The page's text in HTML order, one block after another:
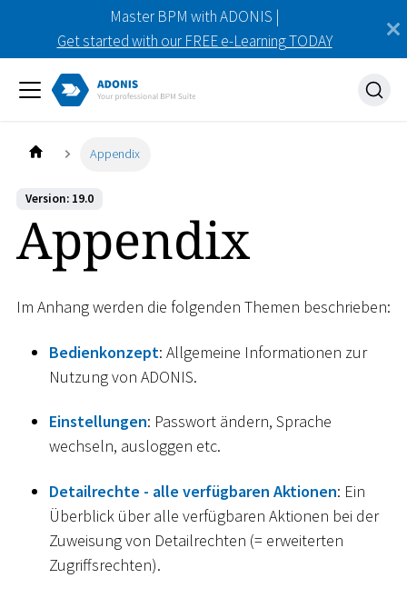
Master BPM with ADONIS |
Get started with our FREE e-Learning TODAY
Appendix
Version: 19.0
Appendix
Im Anhang werden die folgenden Themen beschrieben:
Bedienkonzept: Allgemeine Informationen zur
Nutzung von ADONIS.
Einstellungen: Passwort ändern, Sprache
wechseln, ausloggen etc.
Detailrechte - alle verfügbaren Aktionen: Ein
Überblick über alle verfügbaren Aktionen bei der
Zuweisung von Detailrechten (= erweiterten
Zugriffsrechten).